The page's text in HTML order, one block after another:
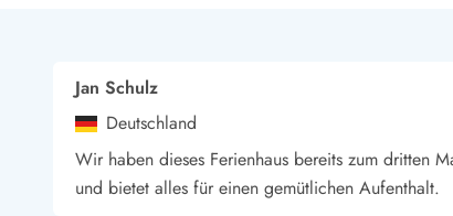
Jan Schulz
Deutschland
Wir haben dieses Ferienhaus bereits zum dritten
und bietet alles für einen gemütlichen Aufenthalt.